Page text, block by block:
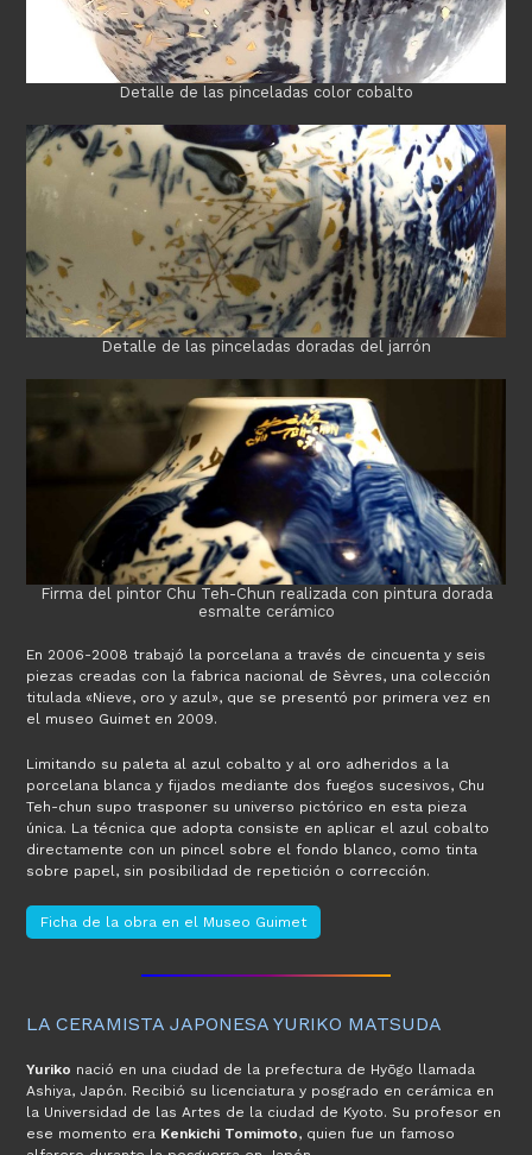
Detalle de las pinceladas color cobalto
Detalle de las pinceladas doradas del jarrón
Firma del pintor Chu Teh-Chun realizada con pintura dorada
esmalte cerámico
En 2006-2008 trabajó la porcelana a través de cincuenta y seis
piezas creadas con la fabrica nacional de Sèvres, una colección
titulada «Nieve, oro y azul», que se presentó por primera vez en
el museo Guimet en 2009.
Limitando su paleta al azul cobalto y al oro adheridos a la
porcelana blanca y fijados mediante dos fuegos sucesivos, Chu
Teh-chun supo trasponer su universo pictórico en esta pieza
única. La técnica que adopta consiste en aplicar el azul cobalto
directamente con un pincel sobre el fondo blanco, como tinta
sobre papel, sin posibilidad de repetición o corrección.
Ficha de la obra en el Museo Guimet
LA CERAMISTA JAPONESA YURIKO MATSUDA
Yuriko nació en una ciudad de la prefectura de Hyōgo llamada
Ashiya, Japón. Recibió su licenciatura y posgrado en cerámica en
la Universidad de las Artes de la ciudad de Kyoto. Su profesor en
ese momento era Kenkichi Tomimoto, quien fue un famoso